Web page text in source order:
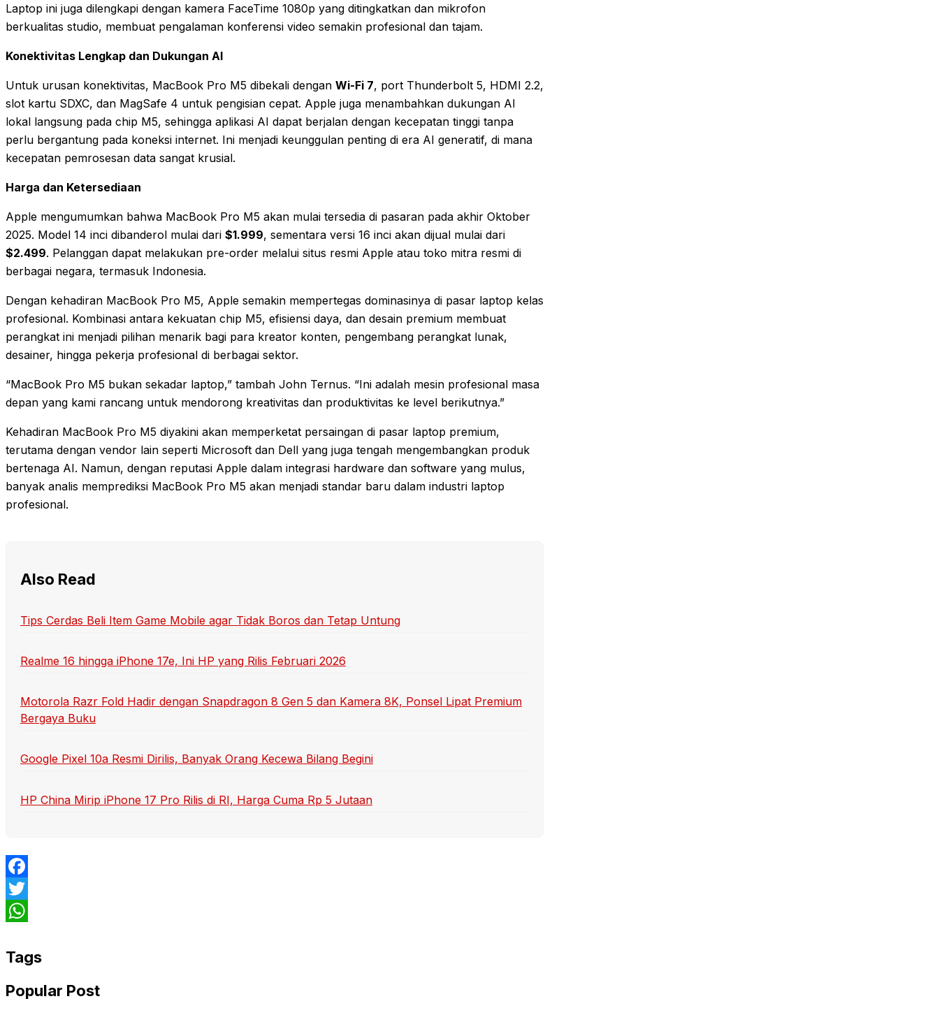
Laptop ini juga dilengkapi dengan kamera FaceTime 1080p yang ditingkatkan dan mikrofon
berkualitas studio, membuat pengalaman konferensi video semakin profesional dan tajam.
Konektivitas Lengkap dan Dukungan AI
Untuk urusan konektivitas, MacBook Pro M5 dibekali dengan Wi-Fi 7, port Thunderbolt 5, HDMI 2.2,
slot kartu SDXC, dan MagSafe 4 untuk pengisian cepat. Apple juga menambahkan dukungan AI
lokal langsung pada chip M5, sehingga aplikasi AI dapat berjalan dengan kecepatan tinggi tanpa
perlu bergantung pada koneksi internet. Ini menjadi keunggulan penting di era AI generatif, di mana
kecepatan pemrosesan data sangat krusial.
Harga dan Ketersediaan
Apple mengumumkan bahwa MacBook Pro M5 akan mulai tersedia di pasaran pada akhir Oktober
2025. Model 14 inci dibanderol mulai dari $1.999, sementara versi 16 inci akan dijual mulai dari
$2.499. Pelanggan dapat melakukan pre-order melalui situs resmi Apple atau toko mitra resmi di
berbagai negara, termasuk Indonesia.
Dengan kehadiran MacBook Pro M5, Apple semakin mempertegas dominasinya di pasar laptop kelas
profesional. Kombinasi antara kekuatan chip M5, efisiensi daya, dan desain premium membuat
perangkat ini menjadi pilihan menarik bagi para kreator konten, pengembang perangkat lunak,
desainer, hingga pekerja profesional di berbagai sektor.
“MacBook Pro M5 bukan sekadar laptop,” tambah John Ternus. “Ini adalah mesin profesional masa
depan yang kami rancang untuk mendorong kreativitas dan produktivitas ke level berikutnya.”
Kehadiran MacBook Pro M5 diyakini akan memperketat persaingan di pasar laptop premium,
terutama dengan vendor lain seperti Microsoft dan Dell yang juga tengah mengembangkan produk
bertenaga AI. Namun, dengan reputasi Apple dalam integrasi hardware dan software yang mulus,
banyak analis memprediksi MacBook Pro M5 akan menjadi standar baru dalam industri laptop
profesional.
Also Read
Tips Cerdas Beli Item Game Mobile agar Tidak Boros dan Tetap Untung
Realme 16 hingga iPhone 17e, Ini HP yang Rilis Februari 2026
Motorola Razr Fold Hadir dengan Snapdragon 8 Gen 5 dan Kamera 8K, Ponsel Lipat Premium
Bergaya Buku
Google Pixel 10a Resmi Dirilis, Banyak Orang Kecewa Bilang Begini
HP China Mirip iPhone 17 Pro Rilis di RI, Harga Cuma Rp 5 Jutaan
Facebook
Twitter
Tags
Popular Post